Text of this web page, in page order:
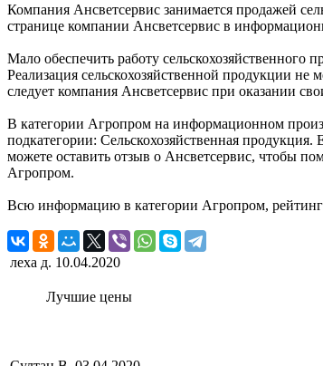
Компания Ансветсервис занимается продажей
странице компании Ансветсервис в
Мало обеспечить работу сельскохозяйственного
Реализация сельскохозяйственной продукции
следует компания Ансветсервис при оказании
В категории Агропром на информационном
подкатегории: Сельскохозяйственная
можете оставить отзыв о Ансветсервис, чтобы
Агропром.
Всю информацию в категории Агропром,
леха д. 10.04.2020
Лучшие цены